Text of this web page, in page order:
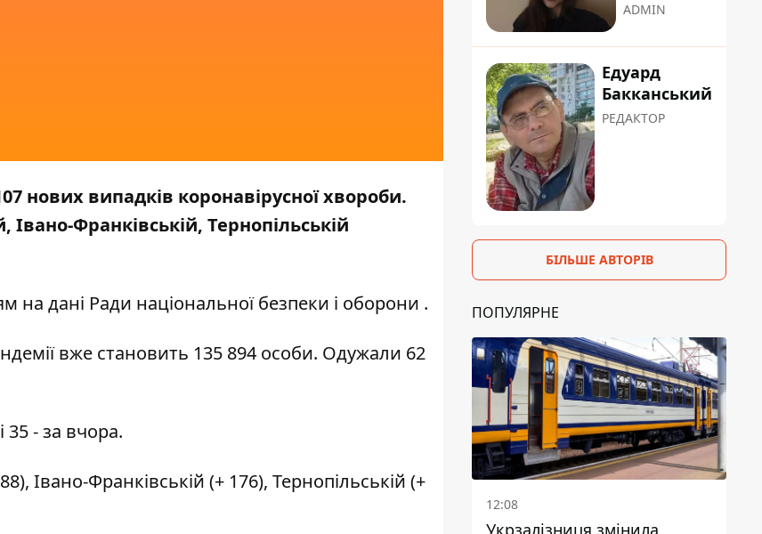
нових випадків коронавірусної хвороби.
Франківській, Тернопільській
на дані Ради національної безпеки і оборони .
вже становить 135 894 особи. Одужали 62
35 - за вчора.
Івано-Франківській (+ 176), Тернопільській (+
ADMIN
Едуард
Бакканський
РЕДАКТОР
БІЛЬШЕ АВТОРІВ
ПОПУЛЯРНЕ
12:08